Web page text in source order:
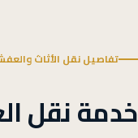
تفاصيل نقل الأثاث
خدمة نقل